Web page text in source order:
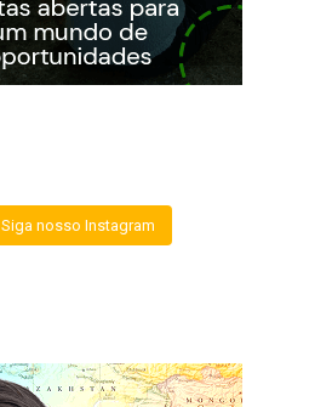
Siga nosso Instagram